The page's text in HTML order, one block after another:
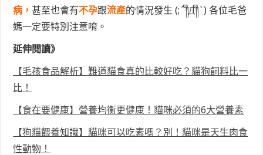
病，甚至也會有不孕跟流產的情況發生 (;´༎ຶД༎ຶ`) 各位毛爸
媽一定要特別注意唷。
延伸閱讀》
【毛孩食品解析】難道貓食真的比較好吃？貓狗飼料比一
比！
【食在要健康】營養均衡更健康！貓咪必須的6大營養素
【狗貓餵養知識】貓咪可以吃素嗎？別！貓咪是天生肉食
性動物！